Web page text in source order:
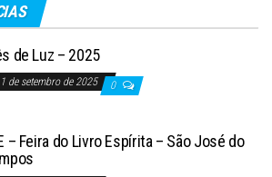
de Luz – 2025
1 de setembro de 2025 0
– Feira do Livro Espírita – São José do